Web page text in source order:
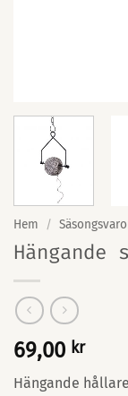
Hem /
69,00 kr
Hängande